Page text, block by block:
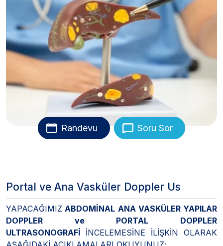
Randevu Soru Sor
Portal ve Ana Vasküler Doppler Us
YAPACAĞIMIZ ABDOMİNAL ANA VASKÜLER YAPILAR
DOPPLER ve PORTAL DOPPLER
ULTRASONOGRAFİ İNCELEMESİNE İLİŞKİN OLARAK